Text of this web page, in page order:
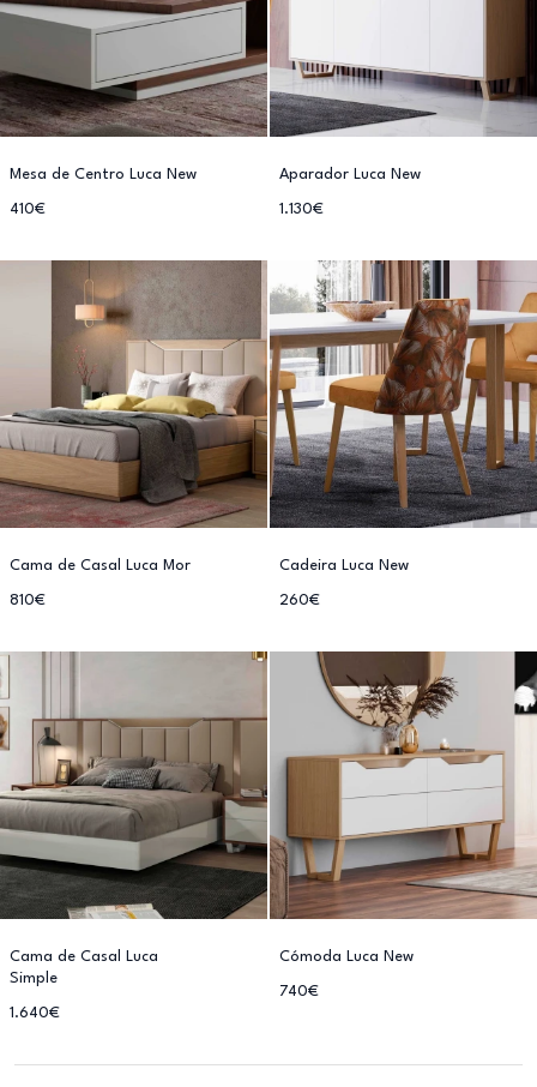
Mesa de Centro Luca New
410€
Aparador Luca New
1.130€
Cama de Casal Luca Mor
810€
Cadeira Luca New
260€
Cama de Casal Luca
Simple
1.640€
Cómoda Luca New
740€